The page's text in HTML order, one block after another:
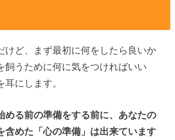
けど、まず最初に何をしたら良いか
飼うために何に気をつければいい
にします。
める前の準備をする前に、あなたの
含めた「心の準備」は出来ています